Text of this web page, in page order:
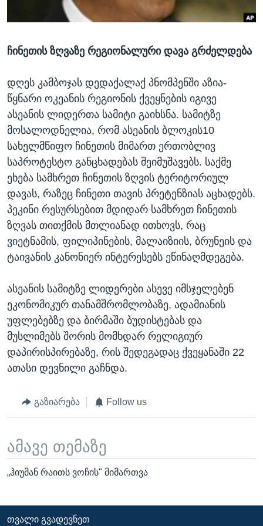
ᲡᲢᲣᲓᲘᲐ ᲕᲐᲨᲘᲜᲒᲢᲝᲜᲘ
ᲛᲔᲪᲜᲘᲔᲠᲔᲑᲐ
ᲙᲣᲚᲢᲣᲠᲐ
ᲒᲐᲚᲘᲚᲔᲝ
ᲓᲔᲖᲘᲜᲤᲝᲠᲛᲐᲪᲘᲐ
Learning English
ᲗᲕᲐᲚᲘ ᲒᲕᲐᲓᲔᲕᲜᲔᲗ
ენები
ჩინეთის ზღვაზე რეგიონალური დავა გრძელდება
დღეს კამბოჯას დედაქალაქ პნომპენში აზია-
წყნარი ოკეანის რეგიონის ქვეყნების იგივე
ასეანის ლიდერთა სამიტი გაიხსნა. სამიტზე
მოსალოდნელია, რომ ასეანის ბლოკის10
სახელმწიფო ჩინეთის მიმართ ერთობლივ
საპროტესტო განცხადებას შეიმუშავებს. საქმე
ეხება სამხრეთ ჩინეთის ზღვის ტერიტორიულ
დავას, რაზეც ჩინეთი თავის პრეტენზიას აცხადებს.
პეკინი რესურსებით მდიდარ სამხრეთ ჩინეთის
ზღვას თითქმის მთლიანად ითხოვს, რაც
ვიეტნამის, ფილიპინების, მალაიზიის, ბრუნეის და
ტაივანის კანონიერ ინტერესებს ეწინაღმდეგება.
ასეანის სამიტზე ლიდერები ასევე იმსჯელებენ
ეკონომიკურ თანამშრომლობაზე, ადამიანის
უფლებებზე და ბირმაში ბუდისტებას და
მუსლიმებს შორის მომხდარ რელიგიურ
დაპირისპირებაზე, რის შედეგადაც ქვეყანაში 22
ათასი დევნილი გაჩნდა.
გაზიარება Follow us
ამავე თემაზე
„ჰიუმან რაითს ვოჩის" მიმართვა
ᲗᲕᲐᲚᲘ ᲒᲕᲐᲓᲔᲕᲜᲔᲗ